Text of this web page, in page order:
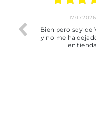
24.06.2026
***